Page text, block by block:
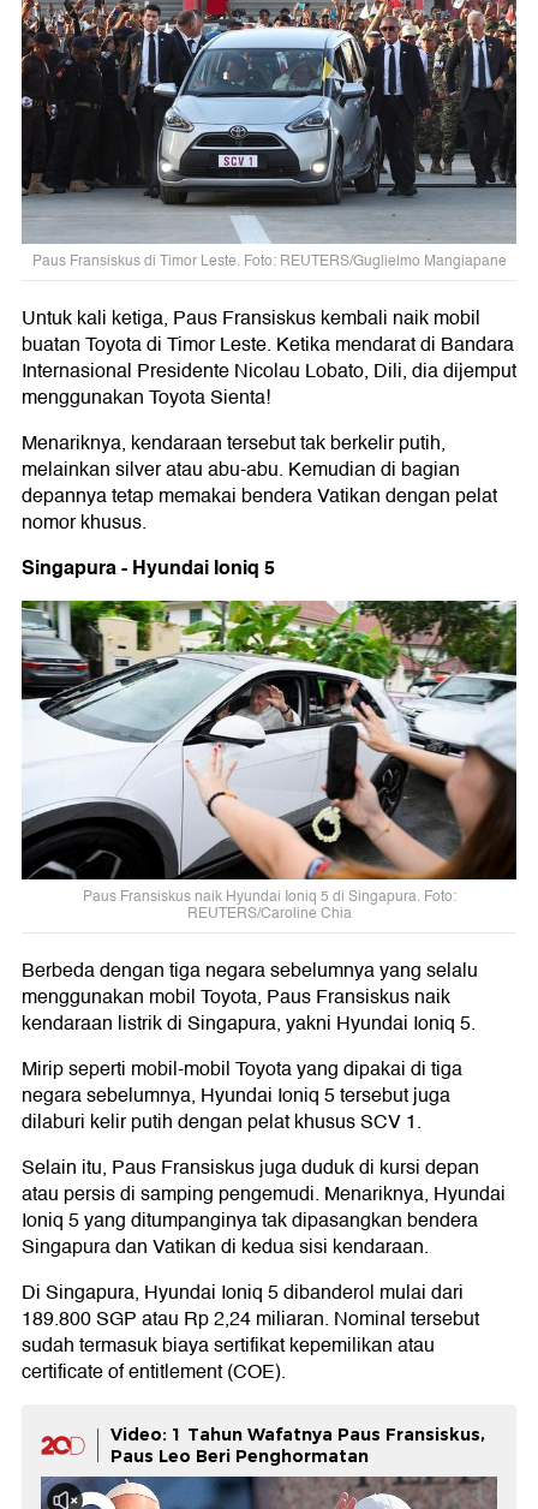
Paus Fransiskus di Timor Leste. Foto: REUTERS/Guglielmo Mangiapane
Untuk kali ketiga, Paus Fransiskus kembali naik mobil
buatan Toyota di Timor Leste. Ketika mendarat di Bandara
Internasional Presidente Nicolau Lobato, Dili, dia dijemput
menggunakan Toyota Sienta!
Menariknya, kendaraan tersebut tak berkelir putih,
melainkan silver atau abu-abu. Kemudian di bagian
depannya tetap memakai bendera Vatikan dengan pelat
nomor khusus.
Singapura - Hyundai Ioniq 5
Paus Fransiskus naik Hyundai Ioniq 5 di Singapura. Foto:
REUTERS/Caroline Chia
Berbeda dengan tiga negara sebelumnya yang selalu
menggunakan mobil Toyota, Paus Fransiskus naik
kendaraan listrik di Singapura, yakni Hyundai Ioniq 5.
Mirip seperti mobil-mobil Toyota yang dipakai di tiga
negara sebelumnya, Hyundai Ioniq 5 tersebut juga
dilaburi kelir putih dengan pelat khusus SCV 1.
Selain itu, Paus Fransiskus juga duduk di kursi depan
atau persis di samping pengemudi. Menariknya, Hyundai
Ioniq 5 yang ditumpanginya tak dipasangkan bendera
Singapura dan Vatikan di kedua sisi kendaraan.
Di Singapura, Hyundai Ioniq 5 dibanderol mulai dari
189.800 SGP atau Rp 2,24 miliaran. Nominal tersebut
sudah termasuk biaya sertifikat kepemilikan atau
certificate of entitlement (COE).
Video: 1 Tahun Wafatnya Paus Fransiskus,
Paus Leo Beri Penghormatan